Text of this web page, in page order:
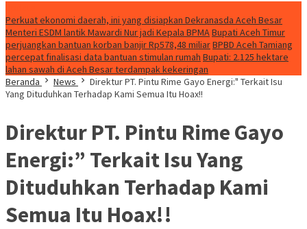
Perkuat ekonomi daerah, ini yang disiapkan Dekranasda Aceh Besar
Menteri ESDM lantik Mawardi Nur jadi Kepala BPMABupati Aceh Timur
perjuangkan bantuan korban banjir Rp578,48 miliarBPBD Aceh Tamiang
percepat finalisasi data bantuan stimulan rumah Bupati: 2.125 hektare
lahan sawah di Aceh Besar terdampak kekeringan
Beranda
News
Direktur PT. Pintu Rime Gayo Energi:" Terkait Isu
Yang Dituduhkan Terhadap Kami Semua Itu Hoax!!
Direktur PT. Pintu Rime Gayo
Energi:” Terkait Isu Yang
Dituduhkan Terhadap Kami
Semua Itu Hoax!!